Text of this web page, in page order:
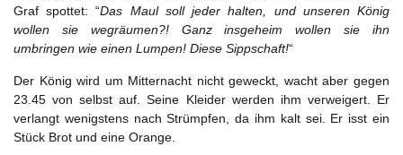
Graf spottet: “Das Maul soll jeder halten, und unseren König
wollen sie wegräumen?! Ganz insgeheim wollen sie ihn
umbringen wie einen Lumpen! Diese Sippschaft!“
Der König wird um Mitternacht nicht geweckt, wacht aber gegen
23.45 von selbst auf. Seine Kleider werden ihm verweigert. Er
verlangt wenigstens nach Strümpfen, da ihm kalt sei. Er isst ein
Stück Brot und eine Orange.